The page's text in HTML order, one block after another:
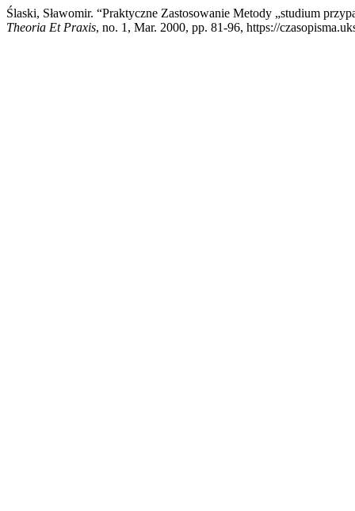
Ślaski, Sławomir. “Praktyczne Zastosowanie Metody „studium
Theoria Et Praxis, no. 1, Mar. 2000, pp. 81-96, https://